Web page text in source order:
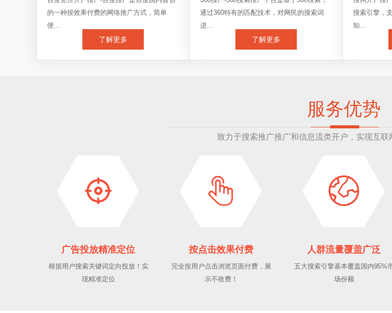
的一种按效果付费的网络推广方式，简单
便...
了解更多
通过360特有的匹配技术，对网民的搜索词
进...
了解更多
搜索引擎，
知...
服务优势
致力于搜索推广推广和信息流类开户，实现互
广告投放精准定位
根据用户搜索关键词定向投放！实
现精准定位
按点击效果付费
完全按用户点击浏览页面付费，展
示不收费！
人群流量覆盖广泛
五大搜索引擎基本覆盖国内95%
场份额